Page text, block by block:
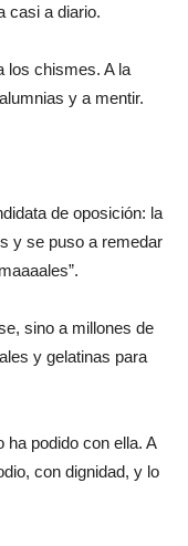
casi a diario.
los chismes. A la
y a mentir.
de oposición: la
y se puso a remedar
sino a millones de
y gelatinas para
ha podido con ella. A
con dignidad, y lo